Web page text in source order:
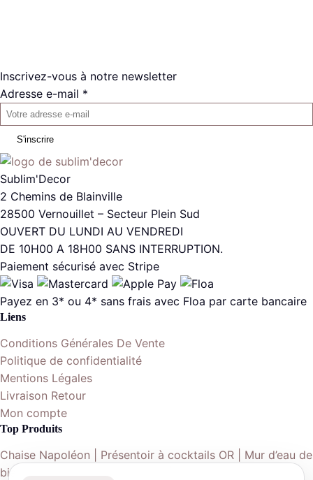
Inscrivez-vous à notre newsletter
Adresse e-mail *
S'inscrire
Sublim'Decor
2 Chemins de Blainville
28500 Vernouillet – Secteur Plein Sud
OUVERT DU LUNDI AU VENDREDI
DE 10H00 A 18H00 SANS INTERRUPTION.
Paiement sécurisé avec Stripe
Payez en 3* ou 4* sans frais avec Floa par carte bancaire
Liens
Conditions Générales De Vente
Politique de confidentialité
Mentions Légales
Livraison Retour
Mon compte
Top Produits
Chaise Napoléon | Présentoir à cocktails OR | Mur d’eau de
bienvenue | Table ronde 152cm | Nappe ronde 290cm |